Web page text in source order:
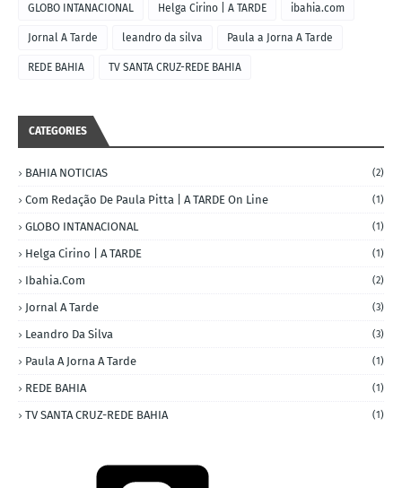
GLOBO INTANACIONAL Helga Cirino | A TARDE ibahia.com
Jornal A Tarde leandro da silva Paula a Jorna A Tarde
REDE BAHIA TV SANTA CRUZ-REDE BAHIA
CATEGORIES
BAHIA NOTICIAS (2)
Com Redação De Paula Pitta | A TARDE On Line (1)
GLOBO INTANACIONAL (1)
Helga Cirino | A TARDE (1)
Ibahia.com (2)
Jornal A Tarde (3)
Leandro Da Silva (3)
Paula A Jorna A Tarde (1)
REDE BAHIA (1)
TV SANTA CRUZ-REDE BAHIA (1)